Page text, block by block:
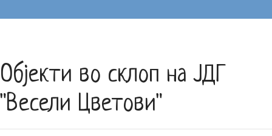
Објекти во склоп на ЈДГ
"Весели Цветови"